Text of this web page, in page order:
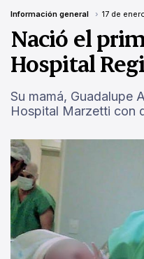
Información general 17 de
Nació el
Hospital
Su mamá, Guadalupe
Hospital Marzetti con